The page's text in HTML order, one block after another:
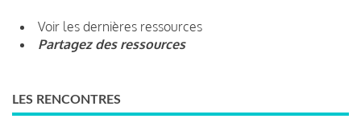
Voir les dernières ressources
Partagez des ressources
LES RENCONTRES